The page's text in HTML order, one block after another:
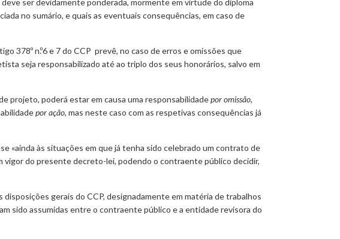
ser devidamente ponderada, mormente em virtude do diploma
no sumário, e quais as eventuais consequências, em caso de
378º n.º6 e 7 do CCP prevê, no caso de erros e omissões que
seja responsabilizado até ao triplo dos seus honorários, salvo em
projeto, poderá estar em causa uma responsabilidadepor omissão,
por ação, mas neste caso com as respetivas consequências já
«ainda às situações em que já tenha sido celebrado um contrato de
vigor do presente decreto-lei, podendo o contraente público decidir,
gerais do CCP, designadamente em matéria de trabalhos
sido assumidas entre o contraente público e a entidade revisora do